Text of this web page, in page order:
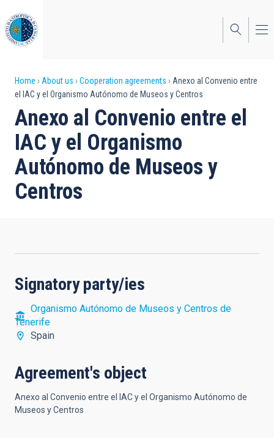
to
main
content
Breadcrumb
Home About us Cooperation agreements
Anexo al Convenio entre
el IAC y el Organismo Autónomo de Museos y Centros
Anexo al Convenio entre el
IAC y el Organismo
Autónomo de Museos y
Centros
Signatory party/ies
Organismo Autónomo de Museos y Centros de
Tenerife
Spain
Agreement's object
Anexo al Convenio entre el IAC y el Organismo Autónomo de
Museos y Centros